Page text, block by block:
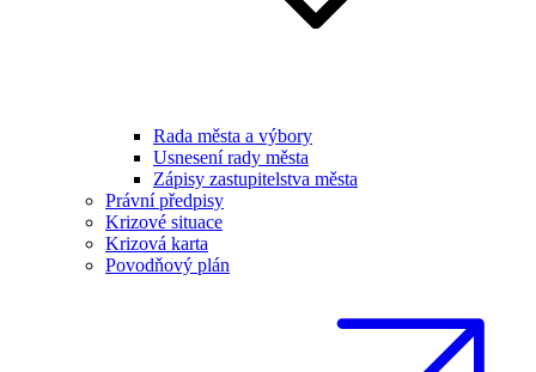
Rada města a výbory
Usnesení rady města
Zápisy zastupitelstva města
Právní předpisy
Krizové situace
Krizová karta
Povodňový plán